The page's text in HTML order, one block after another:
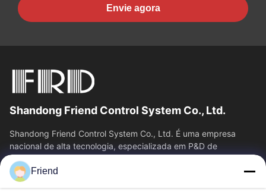
Envie agora
Shandong Friend Control System Co., Ltd.
Shandong Friend Control System Co., Ltd. É uma empresa
nacional de alta tecnologia, especializada em P&D de
instrumentação, fabricação e...
Relações Rápidas
Friend